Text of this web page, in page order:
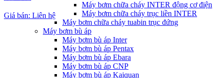
Giá bán: Liên hệ
Máy bơm chữa cháy INTER động cơ điện
Máy bơm chữa cháy trục liền INTER
Máy bơm chữa cháy tuabin trục đứng
Máy bơm bù áp
Máy bơm bù áp Inter
Máy bơm bù áp Pentax
Máy bơm bù áp Ebara
Máy bơm bù áp CNP
Máy bơm bù áp Kaiquan